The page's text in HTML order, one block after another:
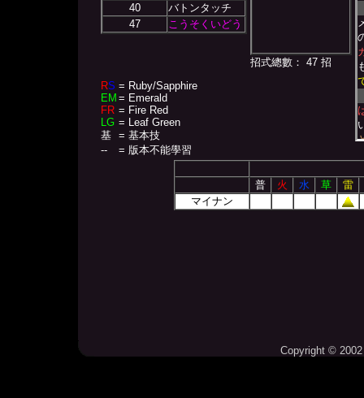
40
バトンタッチ
47
こうそくいどう
RS = Ruby/Sapphire
EM = Emerald
FR = Fire Red
LG = Leaf Green
基
= 基本技
--
= 版本不能學習
招式總數： 47 招
普 火 水 草
雷
マイナン
Copyright ©